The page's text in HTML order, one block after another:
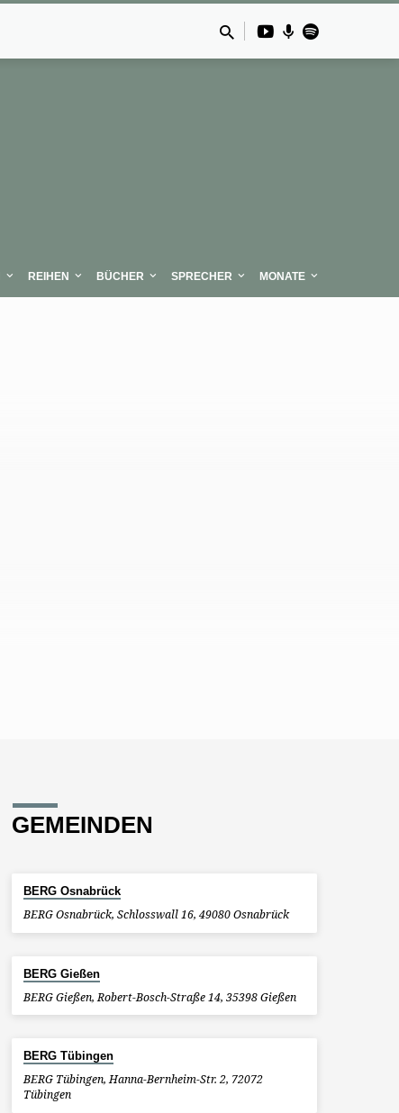
REIHEN BÜCHER SPRECHER MONATE
GEMEINDEN
BERG Osnabrück
BERG Osnabrück, Schlosswall 16, 49080 Osnabrück
BERG Gießen
BERG Gießen, Robert-Bosch-Straße 14, 35398 Gießen
BERG Tübingen
BERG Tübingen, Hanna-Bernheim-Str. 2, 72072
Tübingen